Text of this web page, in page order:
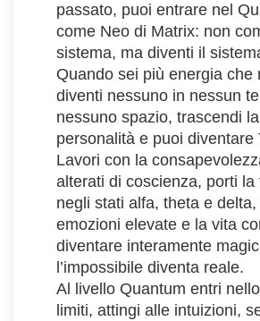
passato, puoi entrare nel
come Neo di Matrix: non
sistema, ma diventi il
Quando sei più energia che
diventi nessuno in nessun
nessuno spazio, trascendi
personalità e puoi diventare
Lavori con la
alterati di coscienza, porti la
negli stati alfa, theta e
emozioni elevate e la vita
diventare interamente
l’impossibile diventa reale.
Al livello Quantum entri
limiti, attingi alle intuizioni,